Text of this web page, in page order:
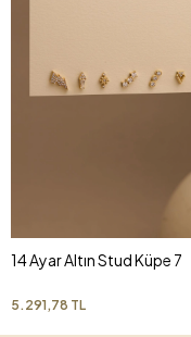
14 Ayar Altın Stud Küpe 7
5.291,78 TL